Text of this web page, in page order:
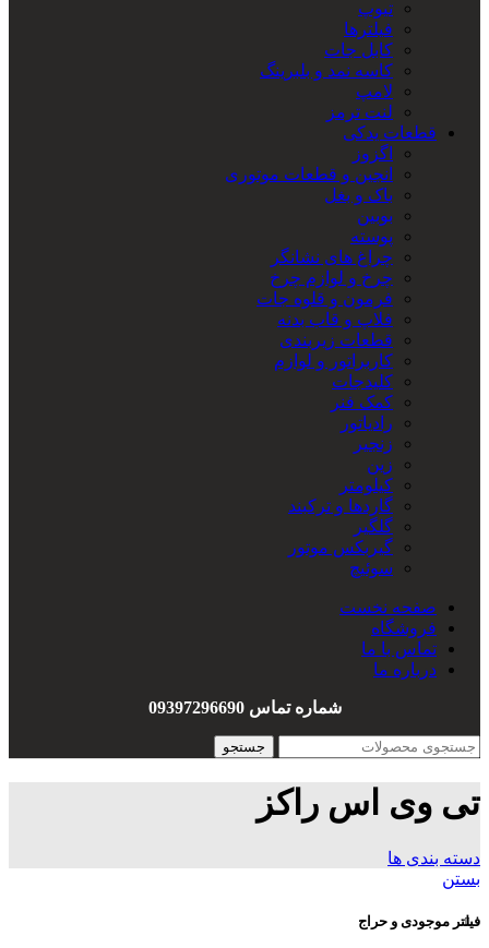
تیوپ
فیلترها
کابل جات
کاسه نمد و بلبرینگ
لامپ
لنت ترمز
قطعات یدکی
اگزوز
انجین و قطعات موتوری
باک و بغل
بوبین
پوسته
چراغ های نشانگر
چرخ و لوازم چرخ
فرمون و قلوه جات
فلاپ و قاب بدنه
قطعات زیربندی
کاربراتور و لوازم
کلیدجات
کمک فنر
رادیاتور
زنجیر
زین
کیلومتر
گاردها و ترکبند
گلگیر
گیربکس موتور
سوئیچ
هندل
واشربندی
صفحه نخست
فروشگاه
تماس با ما
درباره ما
شماره تماس 09397296690
جستجو
تی وی اس راکز
دسته بندی ها
بستن
فیلتر موجودی و حراج